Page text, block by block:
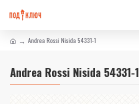
Andrea Rossi Nisida 54331-1
Andrea Rossi Nisida 54331-1